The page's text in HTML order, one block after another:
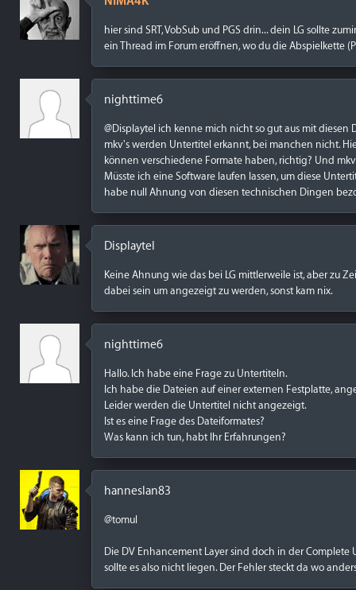
hier sind SRT, VobSub und PGS drin... dein LG sollte
ein Thread im Forum eröffnen, wo du die Abspielkette
nighttime6
@Displaytel ich kenne mich nicht so gut aus mit diesen
mkv's werden Untertitel erkannt, bei manchen nicht.
können verschiedene Formate haben, richtig? Und
Müsste ich eine Software laufen lassen, um diese
habe null Ahnung von diesen technischen Dingen
Displaytel
Keine Ahnung wie das bei LG mittlerweile ist, aber zu
dabei sein um angezeigt zu werden, sonst kam nix.
nighttime6
Hallo. Ich habe eine Frage zu Untertiteln.
Ich habe die Dateien auf einer externen Festplatte,
Leider werden die Untertitel nicht angezeigt.
Ist es eine Frage des Dateiformates?
Was kann ich tun, habt Ihr Erfahrungen?
hanneslan83
@tomul
Die DV Enhancement Layer sind doch in der
sollte es also nicht liegen. Der Fehler steckt da wo